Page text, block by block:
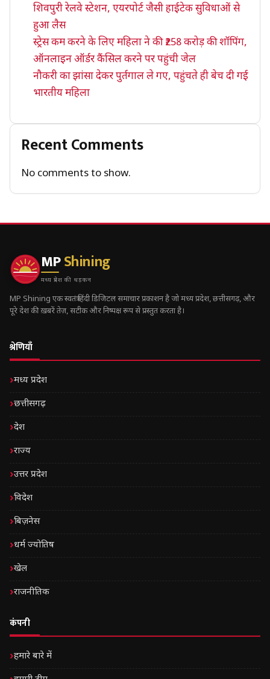
शिवपुरी रेलवे स्टेशन, एयरपोर्ट जैसी हाईटेक सुविधाओं से
हुआ लैस
स्ट्रेस कम करने के लिए महिला ने की ₹258 करोड़ की शॉपिंग,
ऑनलाइन ऑर्डर कैंसिल करने पर पहुंची जेल
नौकरी का झांसा देकर पुर्तगाल ले गए, पहुंचते ही बेच दी गई
भारतीय महिला
Recent Comments
No comments to show.
MPShining
मध्य प्रदेश की धड़कन
MP Shining एक स्वतंत्र हिंदी डिजिटल समाचार प्रकाशन है जो मध्य प्रदेश, छत्तीसगढ़, और
पूरे देश की ख़बरें तेज़, सटीक और निष्पक्ष रूप से प्रस्तुत करता है।
श्रेणियाँ
मध्य प्रदेश
छत्तीसगढ़
देश
राज्य
उत्तर प्रदेश
विदेश
बिज़नेस
धर्म ज्योतिष
खेल
राजनीतिक
कंपनी
हमारे बारे में